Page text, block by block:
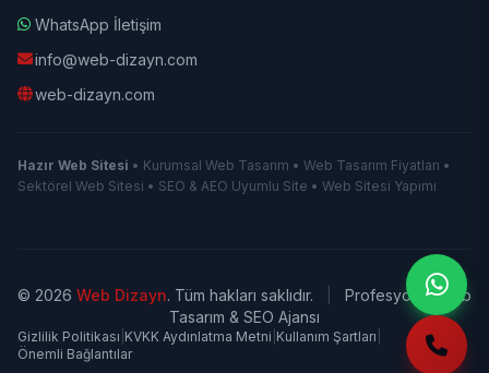
WhatsApp İletişim
info@web-dizayn.com
web-dizayn.com
Hazır Web Sitesi • Kurumsal Web Tasarım • Web Tasarım Fiyatları •
Sektörel Web Sitesi • SEO & AEO Uyumlu Site • Web Sitesi Yapımı
© 2026 Web Dizayn. Tüm hakları saklıdır.
Profesyonel Web
Tasarım & SEO Ajansı
Gizlilik Politikası KVKK Aydınlatma Metni Kullanım Şartları
Önemli Bağlantılar